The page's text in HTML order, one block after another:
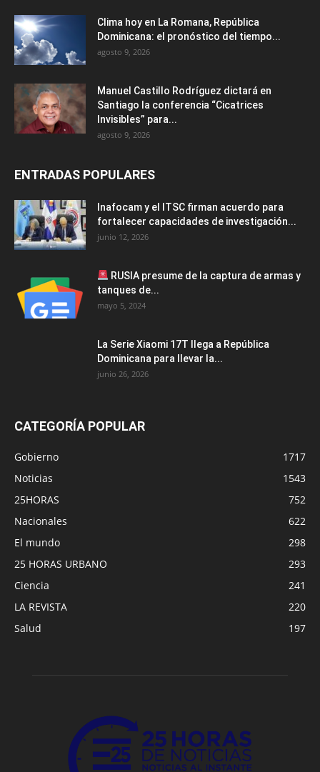
Clima hoy en La Romana, República
Dominicana: el pronóstico del tiempo...
agosto 9, 2026
Manuel Castillo Rodríguez dictará en
Santiago la conferencia “Cicatrices
Invisibles” para...
agosto 9, 2026
ENTRADAS POPULARES
Inafocam y el ITSC firman acuerdo para
fortalecer capacidades de investigación...
junio 12, 2026
RUSIA presume de la captura de armas y
tanques de...
mayo 5, 2024
La Serie Xiaomi 17T llega a República
Dominicana para llevar la...
junio 26, 2026
CATEGORÍA POPULAR
Gobierno
1717
Noticias
1543
25HORAS
752
Nacionales
622
El mundo
298
25 HORAS URBANO
293
Ciencia
241
LA REVISTA
220
Salud
197